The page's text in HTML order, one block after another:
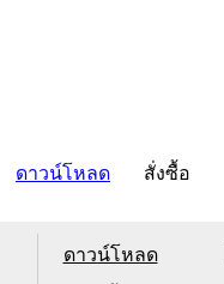
ดาวน์โหลด สั่งซื้อ
ดาวน์โหลด